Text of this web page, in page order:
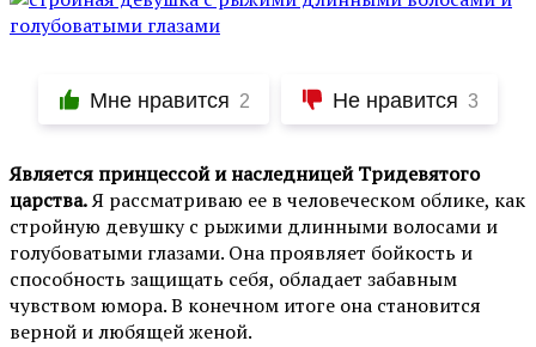
Мне нравится 2 Не нравится 3
Является принцессой и наследницей Тридевятого
царства.Я рассматриваю ее в человеческом облике, как
стройную девушку с рыжими длинными волосами и
голубоватыми глазами. Она проявляет бойкость и
способность защищать себя, обладает забавным
чувством юмора. В конечном итоге она становится
верной и любящей женой.